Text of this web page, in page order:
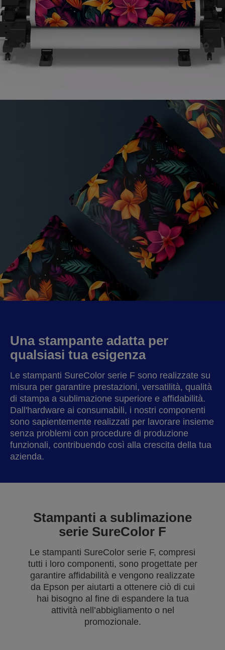
Una stampante adatta per
qualsiasi tua esigenza
Le stampanti SureColor serie F sono realizzate su
misura per garantire prestazioni, versatilità, qualità
di stampa a sublimazione superiore e affidabilità.
Dall'hardware ai consumabili, i nostri componenti
sono sapientemente realizzati per lavorare insieme
senza problemi con procedure di produzione
funzionali, contribuendo così alla crescita della tua
azienda.
Stampanti a sublimazione
serie SureColor F
Le stampanti SureColor serie F, compresi
tutti i loro componenti, sono progettate per
garantire affidabilità e vengono realizzate
da Epson per aiutarti a ottenere ciò di cui
hai bisogno al fine di espandere la tua
attività nell’abbigliamento o nel
promozionale.